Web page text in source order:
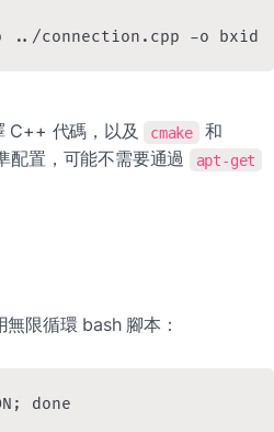
connection.cpp -o bxid
C++ 代碼，以及 cmake
配置，可能不需要通過 apt-get
限循環 bash 腳本：
done